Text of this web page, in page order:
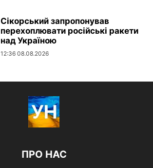
Сікорський запропонував
перехоплювати російські ракети
над Україною
12:36 08.08.2026
ПРО НАС